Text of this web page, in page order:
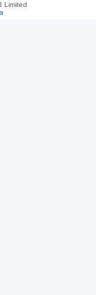
Limited